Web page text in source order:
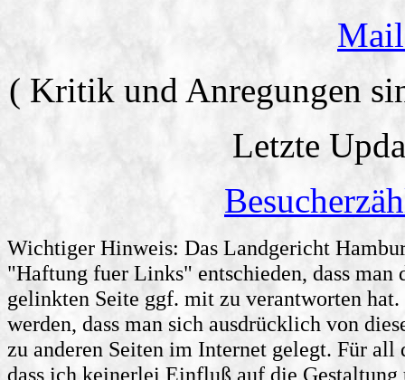
( Kritik und Anregungen
Letzte
Wichtiger Hinweis: Das Landgericht
"Haftung fuer Links" entschieden, dass
gelinkten Seite ggf. mit zu verantworten
werden, dass man sich ausdrücklich von
zu anderen Seiten im Internet gelegt. Für
dass ich keinerlei Einfluß auf die